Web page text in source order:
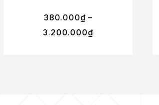
380.000₫ –
3.200.000₫